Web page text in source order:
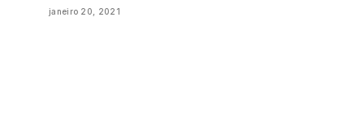
janeiro 20, 2021